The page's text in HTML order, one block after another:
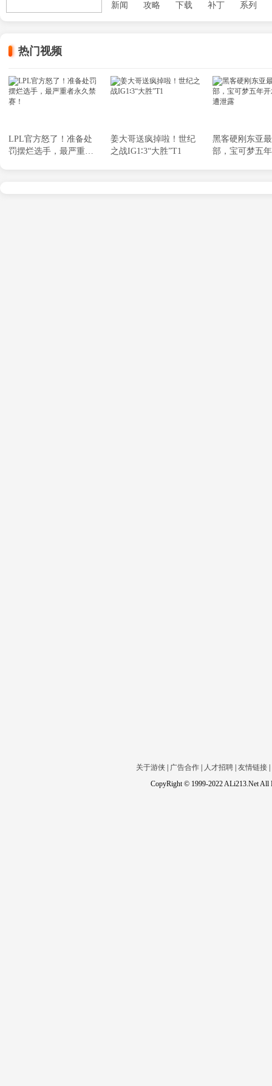
新闻 攻略 下载 补丁 系列
热门视频
LPL官方怒了！准备处
罚摆烂选手，最严重者
姜大哥送疯掉啦！世纪
之战IG1∶3“大胜”T1
黑客硬刚东亚
部，宝可梦五
关于游侠 广告合作 人才招聘 友情链接
CopyRight © 1999-2022 ALi213.Net